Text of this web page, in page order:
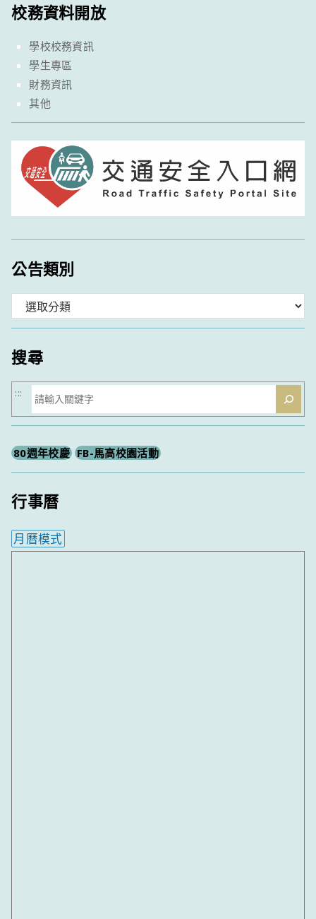
校務資料開放
學校校務資訊
學生專區
財務資訊
其他
公告類別
類
搜尋
搜
尋
:::
80週年校慶 FB-馬高校園活動
行事曆
月曆模式